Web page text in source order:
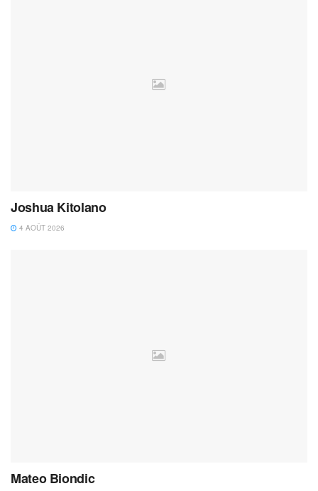
Joshua Kitolano
4 AOÛT 2026
Mateo Biondic